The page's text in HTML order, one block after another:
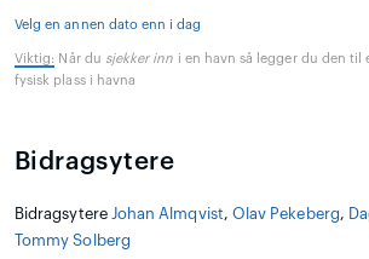
Velg en annen dato enn i dag
Viktig: Når du sjekker inn i en havn så legger du den til
fysisk plass i havna
Bidragsytere
Bidragsytere Johan Almqvist, Olav Pekeberg,
Tommy Solberg